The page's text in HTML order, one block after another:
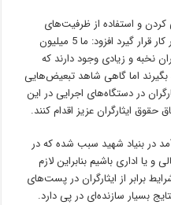
کردن و استفاده از ظرفیت‌های
ایثارگران در مشاغل اجرایی باید در دستور کار قرار گیرد افزود: ما 5 میلیون
نخبه و زیادی وجود دارند که
اما گاهی شاهد تبعیض‌هایی
در دستگاه‌های اجرایی در این
ایثارگران عزیز اقدام کنند.
در بنیاد شهید سبب شده که در
و یا اداری باشیم بنابراین لازم
برابر از ایثارگران در پست‌های
بسیار سازنده‌ای در پی دارد.